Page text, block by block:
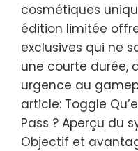
cosmétiques
édition limitée
exclusives qui ne
une courte durée,
urgence au
article: Toggle
Pass ? Aperçu du
Objectif et